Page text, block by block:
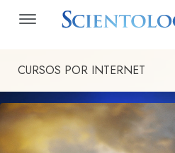
CURSOS POR INTERNET